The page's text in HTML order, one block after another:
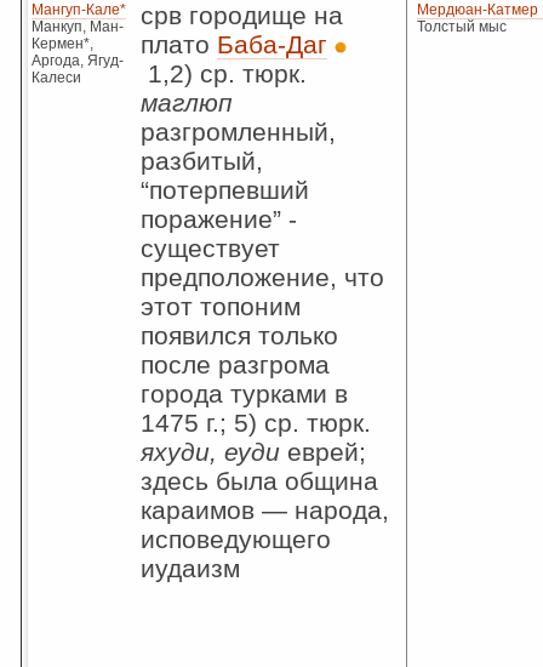
Мангуп-Кале*
Манкуп, Ман-
Кермен*,
Аргода, Ягуд-
Калеси
срв городище на
плато Баба-Даг
1,2) ср. тюрк.
маглюп
разгромленный,
разбитый,
“потерпевший
поражение” -
существует
предположение, что
этот топоним
появился только
после разгрома
города турками в
1475 г.; 5) ср. тюрк.
яхуди, еуди еврей;
здесь была община
караимов — народа,
исповедующего
иудаизм
Мердюан-Катмер
Толстый мыс